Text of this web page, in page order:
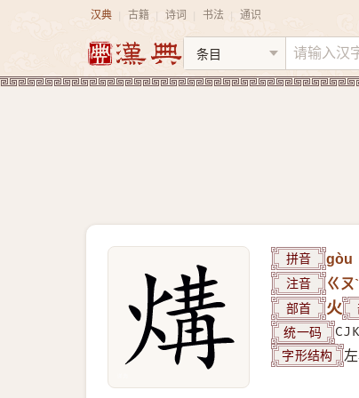
汉典 古籍 诗词 书法 通识
拼音 gòu
注音 ㄍㄡˋ
部首 火
统一码
字形结构